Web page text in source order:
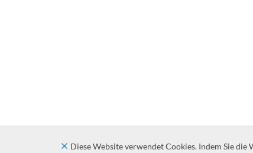
Diese Website verwendet Cookies. Indem Sie